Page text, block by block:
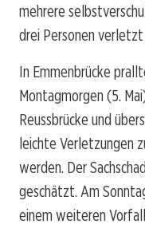
mehrere
drei Personen
In Emmenbrücke
Montagmorgen (5.
Reussbrücke und
leichte Verletzungen
werden. Der
geschätzt. Am
einem weiteren